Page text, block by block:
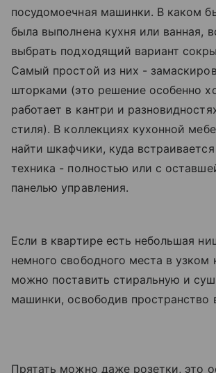
посудомоечная машинки. В каком
была выполнена кухня или ванная,
выбрать подходящий вариант
Самый простой из них -
шторками (это решение особенно
работает в кантри и
стиля). В коллекциях кухонной
найти шкафчики, куда
техника - полностью или с
панелью управления.
Если в квартире есть небольшая
немного свободного места в узком
можно поставить стиральную и
машинки, освободив пространство
Прятать можно даже розетки, это